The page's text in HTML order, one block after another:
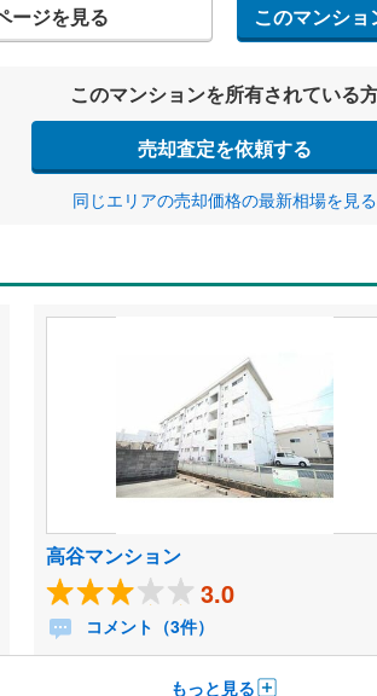
ージを見る このマンシ
このマンションを所有されている
売却査定を依頼する
同じエリアの売却価格の最新相場を見る
高谷マンション
3.0
コメント（3件）
もっと見る